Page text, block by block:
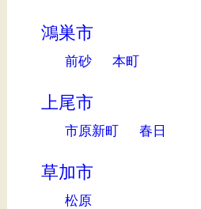
鴻巣市
前砂 本町
上尾市
市原新町 春日
草加市
松原